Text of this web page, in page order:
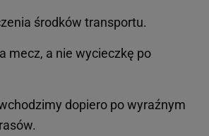
środków transportu.
mecz, a nie wycieczkę po
dopiero po wyraźnym